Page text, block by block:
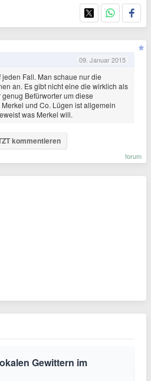
09. Januar 2015
Fall. Man schaue nur die
an. Es gibt nicht eine die wirklich als
Befürworter um diese
und Co. Lügen ist allgemein
was Merkel will.
kommentieren
forum
Gewittern im